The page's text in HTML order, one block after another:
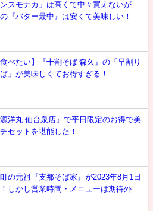
ンスモナカ」は高くて中々買えないが
の『バター最中』は安くて美味しい！
食べたい】『十割そば 森久』の「早割り
」が美味しくてお得すぎる！
洋丸 仙台泉店』で平日限定のお得で美
セットを堪能した！
の元祖『支那そば家』が2023年8月1日
しかし営業時間・メニューは期待外